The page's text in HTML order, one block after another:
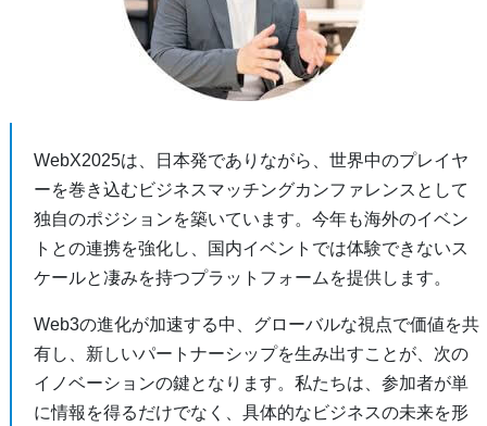
WebX2025は、日本発でありながら、世界中のプレイヤ
ーを巻き込むビジネスマッチングカンファレンスとして
独自のポジションを築いています。今年も海外のイベン
トとの連携を強化し、国内イベントでは体験できないス
ケールと凄みを持つプラットフォームを提供します。
Web3の進化が加速する中、グローバルな視点で価値を共
有し、新しいパートナーシップを生み出すことが、次の
イノベーションの鍵となります。私たちは、参加者が単
に情報を得るだけでなく、具体的なビジネスの未来を形